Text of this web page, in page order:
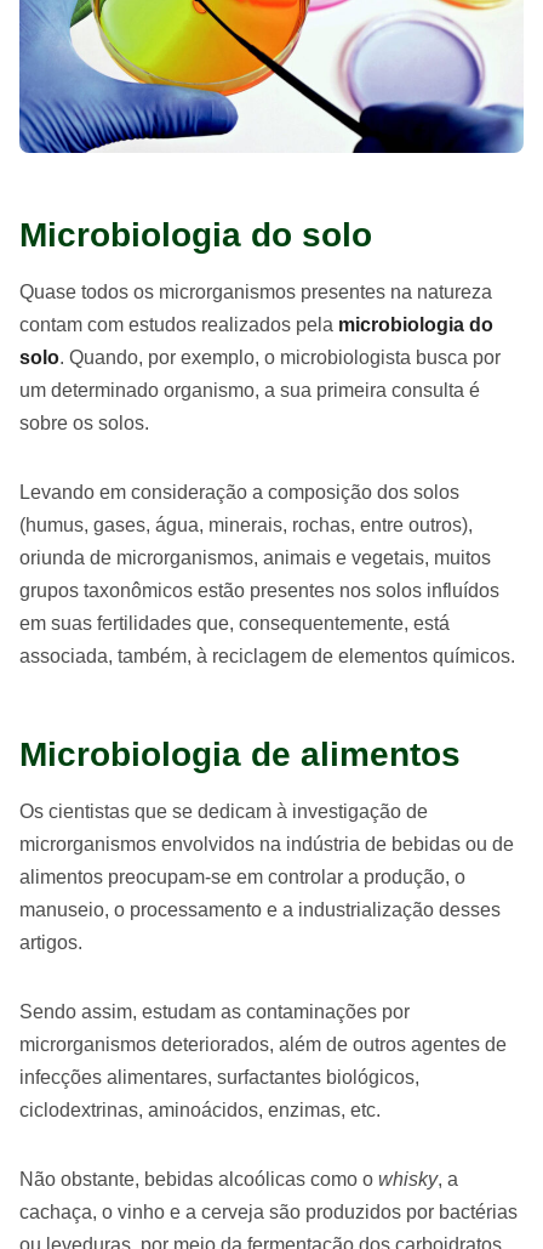
Microbiologia do solo
Quase todos os microrganismos presentes na natureza
contam com estudos realizados pela microbiologia do
solo. Quando, por exemplo, o microbiologista busca por
um determinado organismo, a sua primeira consulta é
sobre os solos.
Levando em consideração a composição dos solos
(humus, gases, água, minerais, rochas, entre outros),
oriunda de microrganismos, animais e vegetais, muitos
grupos taxonômicos estão presentes nos solos influídos
em suas fertilidades que, consequentemente, está
associada, também, à reciclagem de elementos químicos.
Microbiologia de alimentos
Os cientistas que se dedicam à investigação de
microrganismos envolvidos na indústria de bebidas ou de
alimentos preocupam-se em controlar a produção, o
manuseio, o processamento e a industrialização desses
artigos.
Sendo assim, estudam as contaminações por
microrganismos deteriorados, além de outros agentes de
infecções alimentares, surfactantes biológicos,
ciclodextrinas, aminoácidos, enzimas, etc.
Não obstante, bebidas alcoólicas como o whisky, a
cachaça, o vinho e a cerveja são produzidos por bactérias